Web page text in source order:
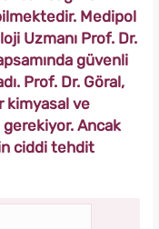
Medipol
Uzmanı Prof. Dr.
güvenli
Prof. Dr. Göral,
kimyasal ve
Ancak
ciddi tehdit